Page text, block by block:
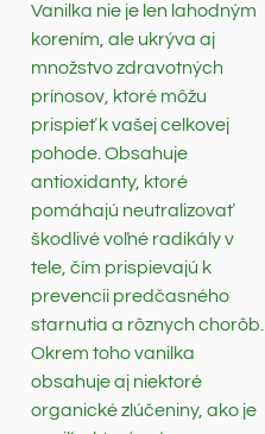
Vanilka nie je len lahodným
korením, ale ukrýva aj
množstvo zdravotných
prínosov, ktoré môžu
prispieť k vašej celkovej
pohode. Obsahuje
antioxidanty, ktoré
pomáhajú neutralizovať
škodlivé voľné radikály v
tele, čím prispievajú k
prevencii predčasného
starnutia a rôznych chorôb.
Okrem toho vanilka
obsahuje aj niektoré
organické zlúčeniny, ako je